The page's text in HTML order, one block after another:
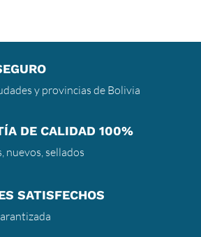
y provincias de Bolivia
DE CALIDAD 100%
nuevos, sellados
SATISFECHOS